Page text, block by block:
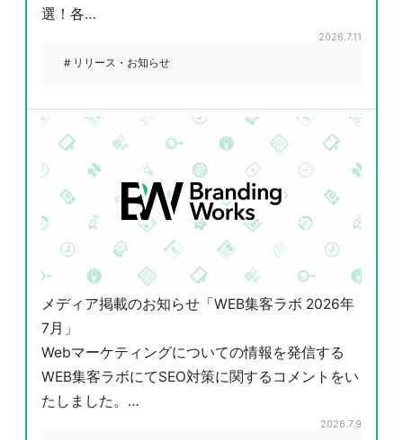
選！各…
2026.7.11
# リリース・お知らせ
メディア掲載のお知らせ「WEB集客ラボ 2026年
7月」
Webマーケティングについての情報を発信する
WEB集客ラボにてSEO対策に関するコメントをい
たしました。…
2026.7.9